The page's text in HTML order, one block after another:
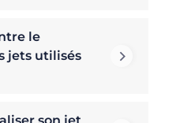
le
jets utilisés